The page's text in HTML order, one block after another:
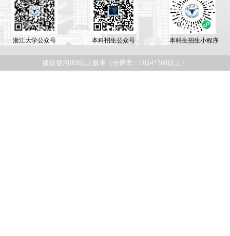
浙江大学公众号 本科招生公众号 本科生招生小程序
建议使用IE8以上版本（分辨率：1024*768以上）